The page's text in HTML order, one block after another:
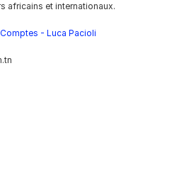
africains et internationaux.
- Luca Pacioli